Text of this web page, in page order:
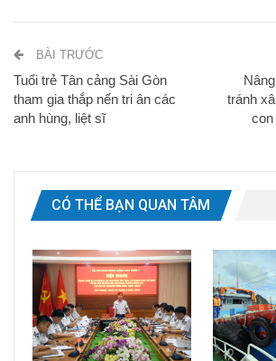
BÀI TRƯỚC
Tuổi trẻ Tân cảng Sài Gòn
tham gia thắp nến tri ân các
anh hùng, liệt sĩ
tránh
CÓ THỂ BẠN QUAN TÂM